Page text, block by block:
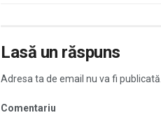
Lasă un răspuns
Adresa ta de email nu va fi publicată.
Comentariu